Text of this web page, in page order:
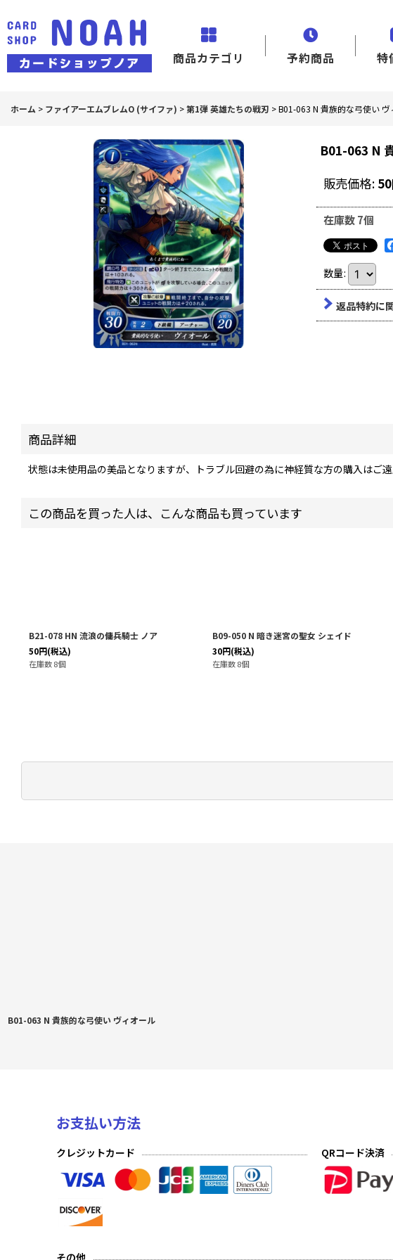
商品カテゴリ 予約商品 特
ホーム > ファイアーエムブレムO (サイファ) >第1弾 英雄たちの戦刃 >B01-063 N 貴族的な弓使い ヴ
B01-063 N
販売価格: 50
在庫数 7個
数量:
返品特約に
商品詳細
状態は未使用品の美品となりますが、トラブル回避の為に神経質な方の購入はご遠
この商品を買った人は、こんな商品も買っています
B21-078 HN 流浪の傭兵騎士 ノア
50円(税込)
在庫数 8個
B09-050 N 暗き迷宮の聖女 シェイド
30円(税込)
在庫数 8個
B01-063 N 貴族的な弓使い ヴィオール
お支払い方法
クレジットカード QRコード決済
その他